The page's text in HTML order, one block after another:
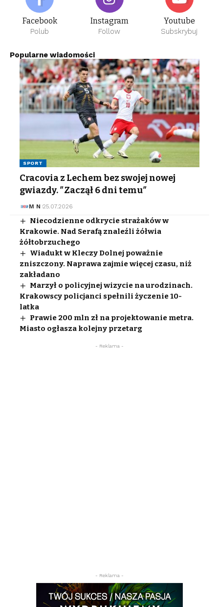
Facebook
Polub
Instagram
Follow
Youtube
Subskrybuj
Popularne wiadomości
SPORT
Cracovia z Lechem bez swojej nowej
gwiazdy. ″Zaczął 6 dni temu″
M N 25.07.2026
Niecodzienne odkrycie strażaków w
Krakowie. Nad Serafą znaleźli żółwia
żółtobrzuchego
Wiadukt w Kleczy Dolnej poważnie
zniszczony. Naprawa zajmie więcej czasu, niż
zakładano
Marzył o policyjnej wizycie na urodzinach.
Krakowscy policjanci spełnili życzenie 10-
latka
Prawie 200 mln zł na projektowanie metra.
Miasto ogłasza kolejny przetarg
- Reklama -
- Reklama -